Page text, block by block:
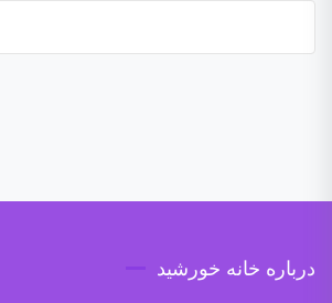
درباره خانه خورشید